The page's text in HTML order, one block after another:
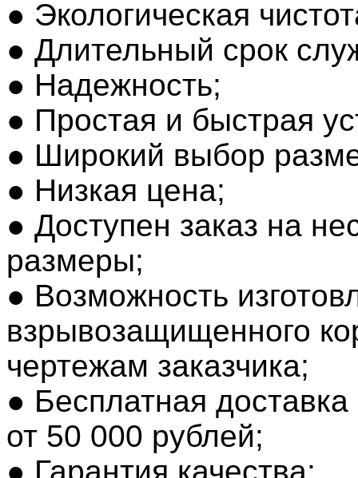
● Экологическая
● Длительный срок
● Надежность;
● Простая и быстрая
● Широкий выбор
● Низкая цена;
● Доступен заказ на
размеры;
● Возможность
взрывозащищенного
чертежам заказчика;
● Бесплатная доставка
от 50 000 рублей;
● Гарантия качества;